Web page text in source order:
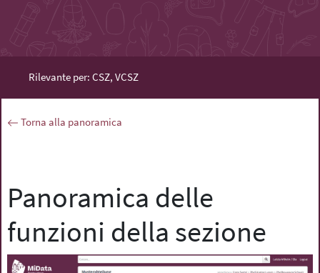
Rilevante per: CSZ, VCSZ
Torna alla panoramica
Panoramica delle
funzioni della sezione